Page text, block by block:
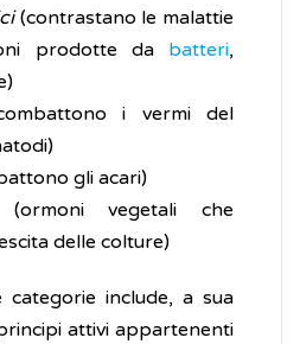
(contrastano le malattie
prodotte da batteri,
i vermi del
gli acari)
(ormoni vegetali che
delle colture)
categorie include, a sua
attivi appartenenti